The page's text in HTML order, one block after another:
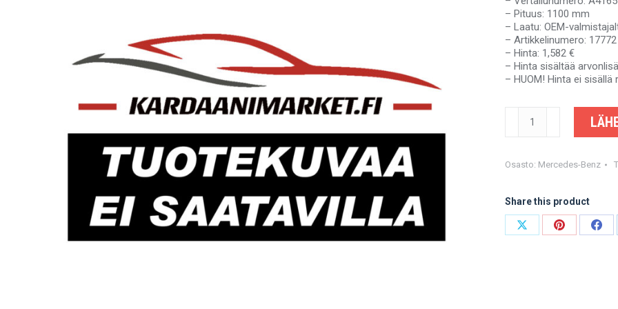
– Pituus: 1100 mm
– Laatu: OEM-
– Artikkelinumero: 17772
– Hinta: 1,582 €
– Hinta sisältää
– HUOM! Hinta ei sisällä
A4165500416
OEM-
Osasto: Mercedes-Benz
Share this product
Share
Share